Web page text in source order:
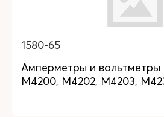
1580-65
Амперметры и
М4200, М4202, М4203,